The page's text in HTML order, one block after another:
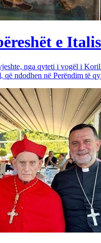
e
nga qyteti i vogël i
ndodhen në Perëndim të